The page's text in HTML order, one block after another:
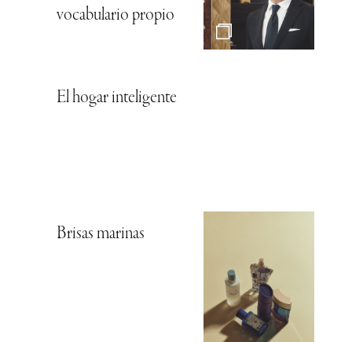
vocabulario propio
El hogar inteligente
Brisas marinas